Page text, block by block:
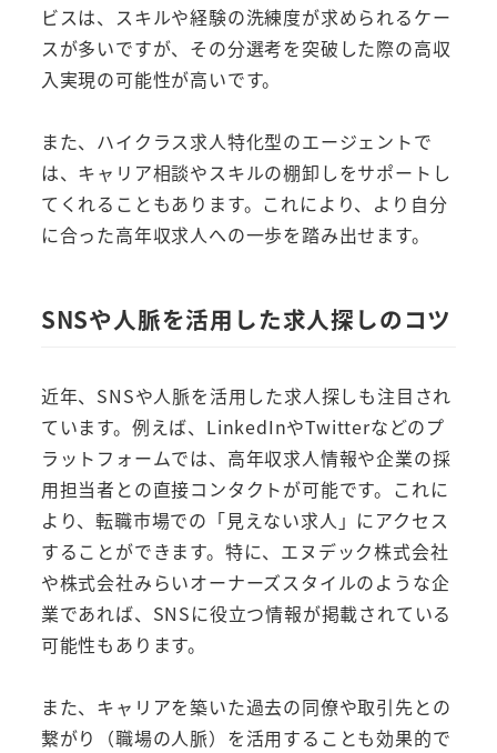
ビスは、スキルや経験の洗練度が求められるケー
スが多いですが、その分選考を突破した際の高収
入実現の可能性が高いです。
また、ハイクラス求人特化型のエージェントで
は、キャリア相談やスキルの棚卸しをサポートし
てくれることもあります。これにより、より自分
に合った高年収求人への一歩を踏み出せます。
SNSや人脈を活用した求人探しのコツ
近年、SNSや人脈を活用した求人探しも注目され
ています。例えば、LinkedInやTwitterなどのプ
ラットフォームでは、高年収求人情報や企業の採
用担当者との直接コンタクトが可能です。これに
より、転職市場での「見えない求人」にアクセス
することができます。特に、エヌデック株式会社
や株式会社みらいオーナーズスタイルのような企
業であれば、SNSに役立つ情報が掲載されている
可能性もあります。
また、キャリアを築いた過去の同僚や取引先との
繋がり（職場の人脈）を活用することも効果的で